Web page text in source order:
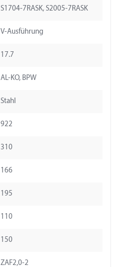
S1704-7RASK, S2005-7RASK
V-Ausführung
17.7
AL-KO, BPW
Stahl
922
310
166
195
110
150
ZAF2,0-2